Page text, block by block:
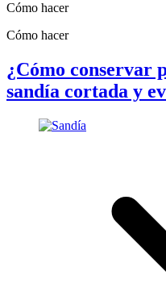
Cómo hacer
Cómo hacer
¿Cómo conservar
sandía cortada y